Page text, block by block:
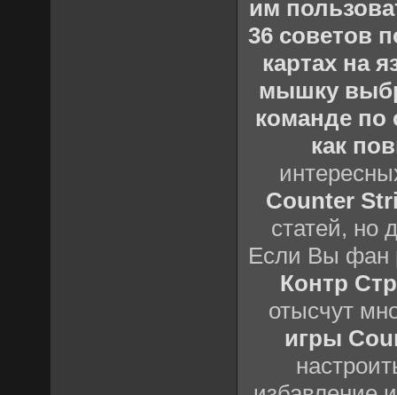
им
36 советов
картах на
мышку
команде по
как
Counter
статей, но
Если Вы фан
Контр
отысчут
игры